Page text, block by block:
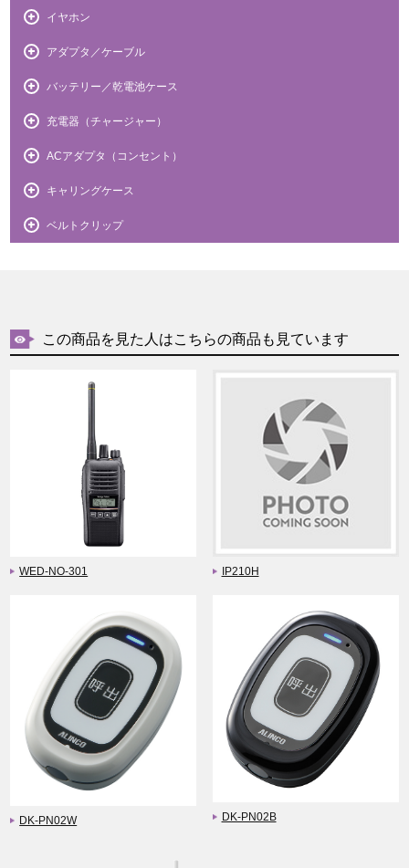
イヤホン
アダプタ／ケーブル
バッテリー／乾電池ケース
充電器（チャージャー）
ACアダプタ（コンセント）
キャリングケース
ベルトクリップ
この商品を見た人はこちらの商品も見ています
WED-NO-301 IP210H
DK-PN02W DK-PN02B